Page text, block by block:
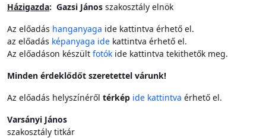
Házigazda: Gazsi János szakosztály elnök
Az előadás hanganyaga ide kattintva érhető el.
az előadás képanyaga ide kattintva érhető el.
Az előadáson készült fotók ide kattintva tekithetők meg.
Minden érdeklődőt szeretettel várunk!
Az előadás helyszínéről térkép ide kattintva érhető el.
Varsányi János
szakosztály titkár